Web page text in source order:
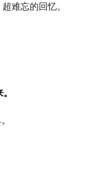
难忘的回忆。